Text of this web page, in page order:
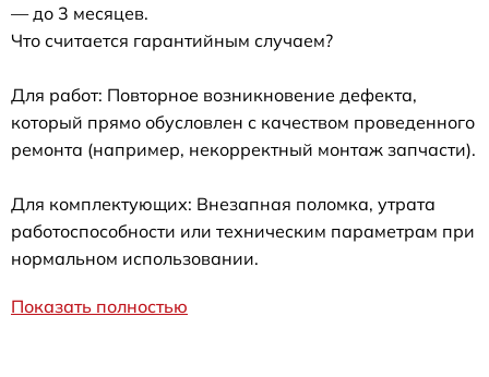
— до 3 месяцев.
Что считается гарантийным случаем?
Для работ: Повторное возникновение дефекта,
который прямо обусловлен с качеством проведенного
ремонта (например, некорректный монтаж запчасти).
Для комплектующих: Внезапная поломка, утрата
работоспособности или техническим параметрам при
нормальном использовании.
Показать полностью